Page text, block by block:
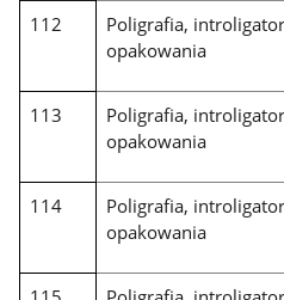
112
Poligrafia,
opakowania
113
Poligrafia,
opakowania
114
Poligrafia,
opakowania